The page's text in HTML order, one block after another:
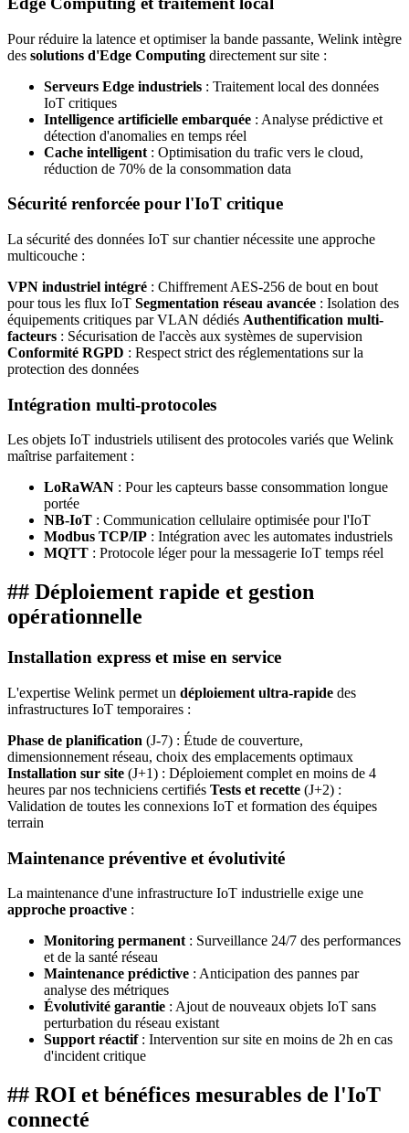
Pour réduire la latence et optimiser la bande passante, Welink intègre
des solutions d'Edge Computing directement sur site :
Serveurs Edge industriels : Traitement local des données
IoT critiques
Intelligence artificielle embarquée : Analyse prédictive et
détection d'anomalies en temps réel
Cache intelligent : Optimisation du trafic vers le cloud,
réduction de 70% de la consommation data
Sécurité renforcée pour l'IoT critique
La sécurité des données IoT sur chantier nécessite une approche
multicouche :
VPN industriel intégré : Chiffrement AES-256 de bout en bout
pour tous les flux IoT Segmentation réseau avancée : Isolation des
équipements critiques par VLAN dédiés Authentification multi-
facteurs : Sécurisation de l'accès aux systèmes de supervision
Conformité RGPD : Respect strict des réglementations sur la
protection des données
Intégration multi-protocoles
Les objets IoT industriels utilisent des protocoles variés que Welink
maîtrise parfaitement :
LoRaWAN : Pour les capteurs basse consommation longue
portée
NB-IoT : Communication cellulaire optimisée pour l'IoT
Modbus TCP/IP : Intégration avec les automates industriels
MQTT : Protocole léger pour la messagerie IoT temps réel
## Déploiement rapide et gestion
opérationnelle
Installation express et mise en service
L'expertise Welink permet un déploiement ultra-rapide des
infrastructures IoT temporaires :
Phase de planification (J-7) : Étude de couverture,
dimensionnement réseau, choix des emplacements optimaux
Installation sur site (J+1) : Déploiement complet en moins de 4
heures par nos techniciens certifiés Tests et recette (J+2) :
Validation de toutes les connexions IoT et formation des équipes
terrain
Maintenance préventive et évolutivité
La maintenance d'une infrastructure IoT industrielle exige une
approche proactive :
Monitoring permanent: Surveillance 24/7 des performances
et de la santé réseau
Maintenance prédictive : Anticipation des pannes par
analyse des métriques
Évolutivité garantie : Ajout de nouveaux objets IoT sans
perturbation du réseau existant
Support réactif: Intervention sur site en moins de 2h en cas
d'incident critique
## ROI et bénéfices mesurables de l'IoT
connecté